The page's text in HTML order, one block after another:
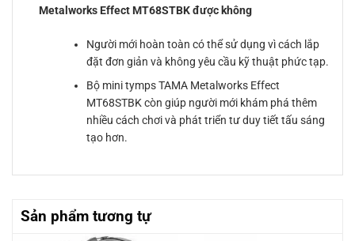
Metalworks Effect MT68STBK được không
Người mới hoàn toàn có thể sử dụng vì cách lắp
đặt đơn giản và không yêu cầu kỹ thuật phức tạp.
Bộ mini tymps TAMA Metalworks Effect
MT68STBK còn giúp người mới khám phá thêm
nhiều cách chơi và phát triển tư duy tiết tấu sáng
tạo hơn.
Sản phẩm tương tự